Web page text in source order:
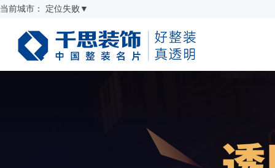
当前城市： 定位失败 ▼